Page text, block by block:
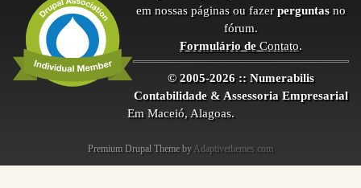
em nossas páginas ou fazer perguntas no
fórum.
Formulário deContato.
© 2005-2026 :: Numerabilis
Contabilidade & Assessoria Empresarial
Em Maceió, Alagoas.
Premium Drupal Theme by Adaptivethemes.com